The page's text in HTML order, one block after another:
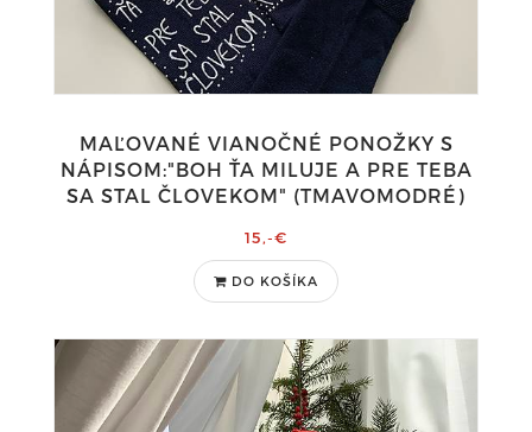
MAĽOVANÉ VIANOČNÉ PONOŽKY S
NÁPISOM:"BOH ŤA MILUJE A PRE TEBA
SA STAL ČLOVEKOM" (TMAVOMODRÉ)
15,-€
DO KOŠÍKA